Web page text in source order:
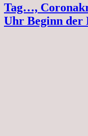
Tag…,
Uhr Beginn der